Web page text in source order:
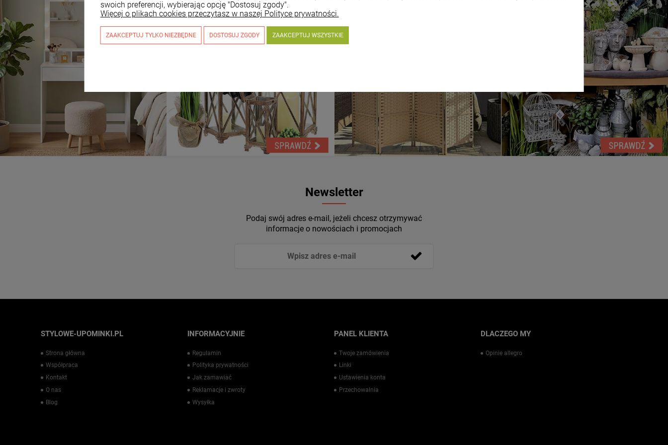
Newsletter
Podaj swój adres e-mail, jeżeli chcesz otrzymywać
informacje o nowościach i promocjach
STYLOWE-UPOMINKI.PL
Strona główna
Współpraca
Kontakt
O nas
Blog
INFORMACYJNIE
Regulamin
Polityka prywatności
Jak zamawiać
Reklamacje i zwroty
Wysyłka
PANEL KLIENTA
Twoje zamówienia
Linki
Ustawienia konta
Przechowalnia
DLACZEGO MY
Opinie allegro
swoich preferencji, wybierając opcję "Dostosuj zgody".
Więcej o plikach cookies przeczytasz w naszej Polityce prywatności.
ZAAKCEPTUJ TYLKO NIEZBĘDNE DOSTOSUJ ZGODY ZAAKCEPTUJ WSZYSTKIE